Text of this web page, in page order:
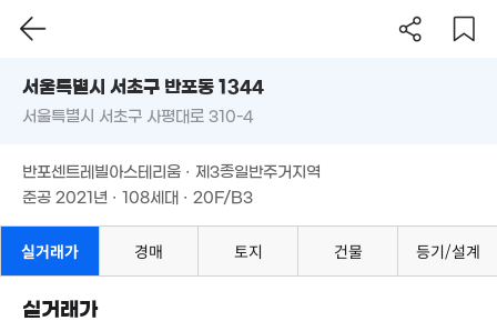
필터 매물 탐색
서울시 서초구 반포동 1344
준공 2021년 · 108세대 · 20F/B3
서울특별시 서초구 반포동 1344
서울특별시 서초구 사평대로 310-4
반포센트레빌아스테리움 · 제3종일반주거지역
준공 2021년 · 108세대 · 20F/B3
실거래가 경매 토지 건물 등기/설계
실거래가